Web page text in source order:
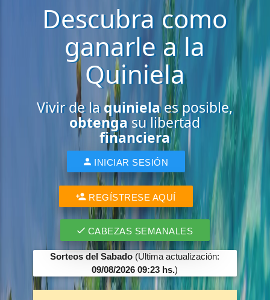
Descubra como
ganarle a la
Quiniela
Vivir de laquinielaes posible,
obtengasu libertad
financiera
INICIAR SESIÓN
REGÍSTRESE AQUÍ
CABEZAS SEMANALES
Sorteos del Sabado (Ultima actualización:
09/08/2026 09:23 hs.)